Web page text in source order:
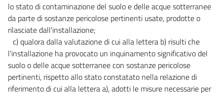
156
157
158
158 bis
TITOLO III
VIGILANZA, CONTROLLI E PARTECIPAZIONE
159
lo stato di contaminazione del suolo e delle acque sotterranee
da parte di sostanze pericolose pertinenti usate, prodotte o
rilasciate dall'installazione;
c) qualora dalla valutazione di cui alla lettera b) risulti che
l'installazione ha provocato un inquinamento significativo del
suolo o delle acque sotterranee con sostanze pericolose
pertinenti, rispetto allo stato constatato nella relazione di
riferimento di cui alla lettera a), adotti le misure necessarie per